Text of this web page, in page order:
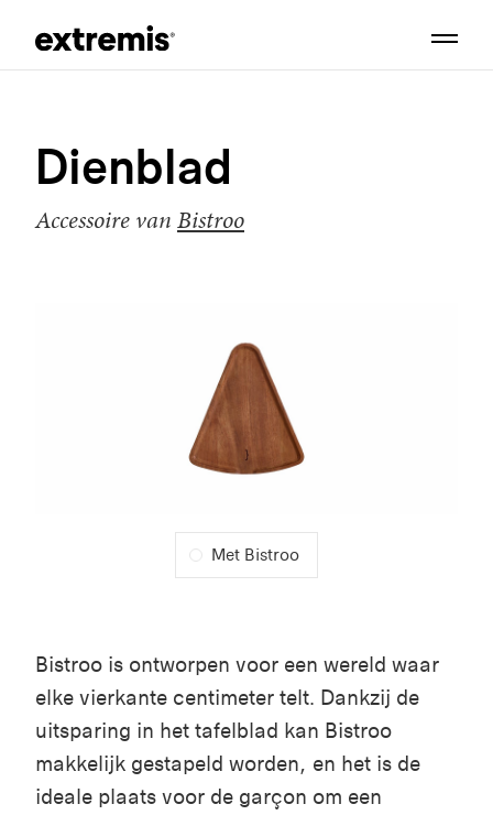
Dienblad
Accessoire van Bistroo
Met Bistroo
Bistroo is ontworpen voor een wereld waar
elke vierkante centimeter telt. Dankzij de
uitsparing in het tafelblad kan Bistroo
makkelijk gestapeld worden, en het is de
ideale plaats voor de garçon om een